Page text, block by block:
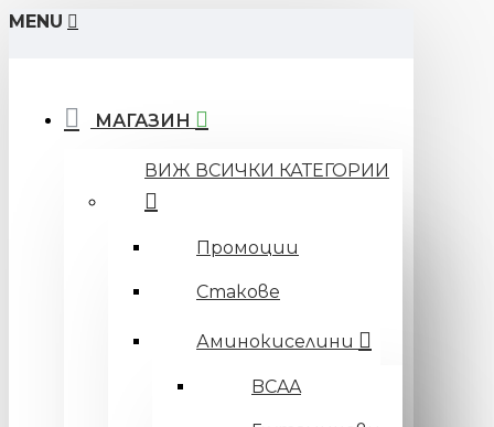
MENU
МАГАЗИН
ВИЖ ВСИЧКИ КАТЕГОРИИ
Промоции
Стакове
Аминокиселини
BCAA